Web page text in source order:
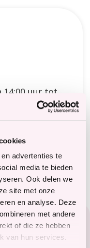
advertenties te
media te bieden
Ook delen we
site met onze
en analyse. Deze
met andere
of die ze hebben
van hun services.
14:00 uur tot
hart